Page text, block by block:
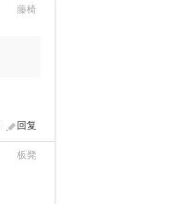
藤椅
回复
板凳